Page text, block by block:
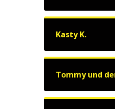
Kasty K.
Tommy und